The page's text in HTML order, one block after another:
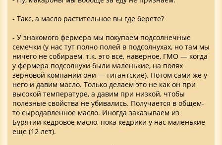
- Такс, а масло растительное вы где берете?
- У знакомого фермера мы покупаем подсолнечные
семечки (у нас тут полно полей в подсолнухах, но там мы
ничего не собираем, т.к. это всё, наверное, ГМО — когда
у фермера подсолнухи были маленькие, на полях
зерновой компании они — гигантские). Потом сами же у
него и давим масло. Только делаем это не как он при
высокой температуре, а давим при низкой, чтобы
полезные свойства не убивались. Получается в общем-
то сыродавленное масло. Иногда заказываем из
Бурятии кедровое масло, пока кедрики у нас маленькие
еще (12 лет).